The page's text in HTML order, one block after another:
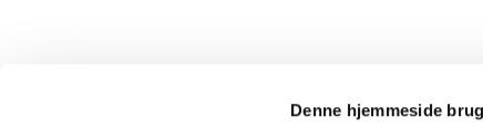
Denne hjemmeside